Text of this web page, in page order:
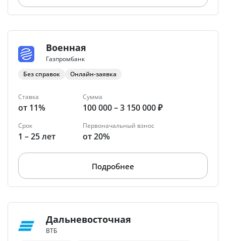
Военная
Газпромбанк
Без справок
Онлайн-заявка
Ставка
от 11%
Сумма
100 000 – 3 150 000 ₽
Срок
1 – 25 лет
Первоначальный взнос
от 20%
Подробнее
Дальневосточная
ВТБ